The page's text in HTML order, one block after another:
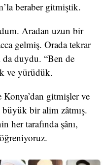
beraber gitmiştik.
Aradan uzun bir
gelmiş. Orada tekrar
duydu. “Ben de
ve yürüdük.
Konya’dan gitmişler ve
bir alim zâtmış.
her tarafında şânı,